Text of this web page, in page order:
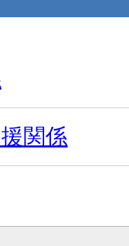
関係